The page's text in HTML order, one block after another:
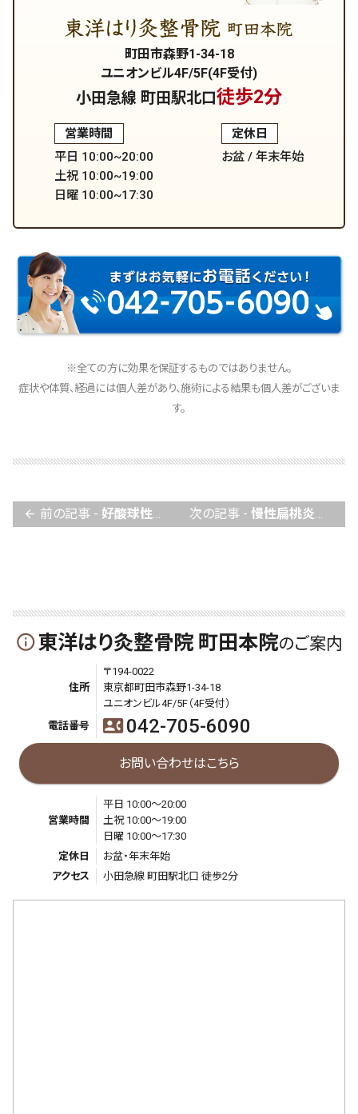
町田市森野1-34-18
ユニオンビル4F/5F(4F受付)
小田急線 町田駅北口徒歩2分
営業時間
平日 10:00~20:00
土祝 10:00~19:00
日曜 10:00~17:30
定休日
お盆 / 年末年始
※全ての方に効果を保証するものではありません。
症状や体質、経過には個人差があり、施術による結果も個人差がございま
す。
arrow_back 前の記事 - 好酸球性胃腸炎でお困りの方へ 次の記事 - 慢性扁桃炎のお悩みの方へ
info_outline東洋はり灸整骨院 町田本院のご案内
住所
〒194-0022
東京都町田市森野1-34-18
ユニオンビル4F/5F（4F受付）
電話番号
contact_phone 042-705-6090
お問い合わせはこちら
営業時間
平日 10:00～20:00
土祝 10:00～19:00
日曜 10:00～17:30
定休日
お盆・年末年始
アクセス
小田急線 町田駅北口 徒歩2分